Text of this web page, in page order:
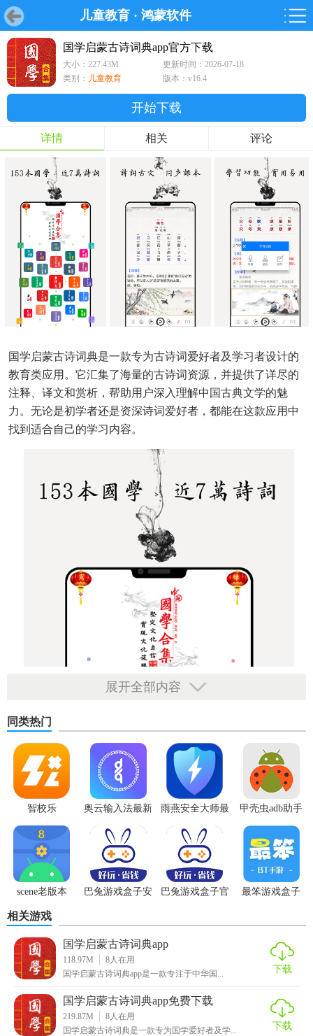
儿童教育 · 鸿蒙软件
首页 游戏 软件 鸿蒙游戏
首页 游戏 软件 鸿蒙
游戏
鸿蒙
软件
专题
国学启蒙古诗词典app官方下载
大小：227.43M
更新时间：2026-07-18
类别： 儿童教育 版本：v16.4
开始下载
详情 相关 评论
国学启蒙古诗词典是一款专为古诗词爱好者及学习者设计的
教育类应用。它汇集了海量的古诗词资源，并提供了详尽的
注释、译文和赏析，帮助用户深入理解中国古典文学的魅
力。无论是初学者还是资深诗词爱好者，都能在这款应用中
找到适合自己的学习内容。
国学启蒙古诗词典app官方下载简介
- 资源丰富：收录了从先秦到清代的经典古诗词，涵盖了各个
时期、各种体裁的作品。
- 功能全面：提供诗词查询、收藏、分享等功能，并设有诗词
创作工具，让用户可以随时随地创作自己的诗词。
展开全部内容
同类热门
智校乐
奥云输入法最新
雨燕安全大师最
甲壳虫adb助手
无广告版
scene老版本
巴兔游戏盒子安
巴兔游戏盒子官
最笨游戏盒子
相关游戏
国学启蒙古诗词典app
118.97M 8人在用
国学启蒙古诗词典app是一款专注于中华国...
下载
国学启蒙古诗词典app免费下载
219.87M 8人在用
国学启蒙古诗词典是一款专为国学爱好者及学...
下载